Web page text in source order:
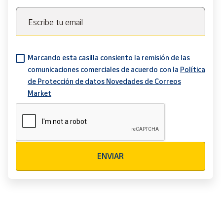
Escribe tu email
Marcando esta casilla consiento la remisión de las
comunicaciones comerciales de acuerdo con la Política
de Protección de datos Novedades de Correos
Market
ENVIAR